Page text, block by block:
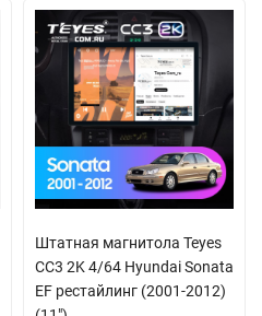
Штатная магнитола Teyes
CC3 2K 4/64 Hyundai Sonata
EF рестайлинг (2001-2012)